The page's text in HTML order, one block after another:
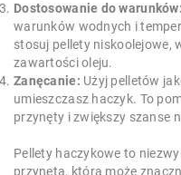
Dostosowanie do warunków:
warunków wodnych i
stosuj pellety niskoolejowe,
zawartości oleju.
Zanęcanie: Użyj pelletów
umieszczasz haczyk. To
przynęty i zwiększy szanse
Pellety haczykowe to
przynęta, która może